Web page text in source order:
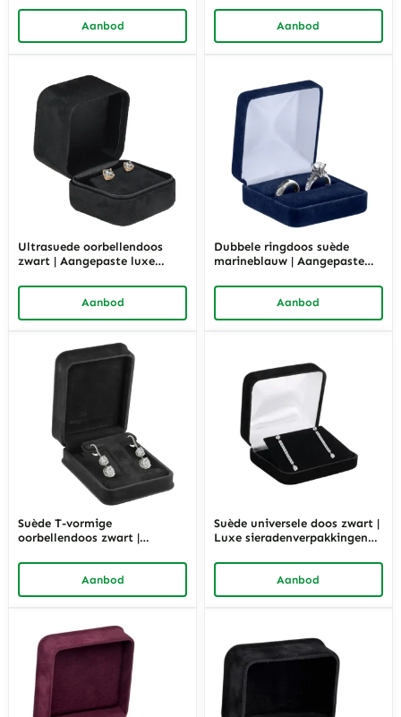
verpakking die niet in de
knoop raakt | Richpack
Aanbod
displayoplossingen –
Aanbod
Ultrasuede oorbellendoos
zwart | Aangepaste luxe
en – Richpack
Aanbod
Dubbele ringdoos suède
marineblauw | Aangepaste
sieradenverpakkingsoplossing
en – RichpackAanbod
Suède T-vormige
oorbellendoos zwart |
sieradenverpakkingsoplossing
en – RichpackAanbod
Suède universele doos zwart |
Luxe sieradenverpakkingen
displayoplossingen –
Aanbod